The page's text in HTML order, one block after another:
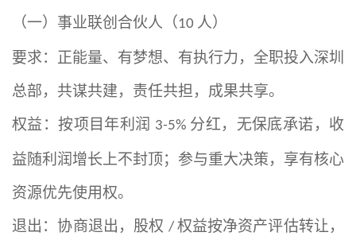
（一）事业联创合伙人（ 10 人）
要求：正能量、有梦想、有执行力，全职投入深圳
总部，共谋共建，责任共担，成果共享。
权益：按项目年利润 3-5% 分红，无保底承诺，收
益随利润增长上不封顶；参与重大决策，享有核心
资源优先使用权。
退出：协商退出，股权 / 权益按净资产评估转让，